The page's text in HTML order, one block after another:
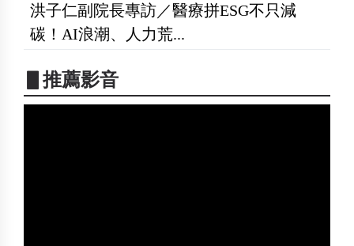
洪子仁副院長專訪／醫療拼ESG不只減
碳！AI浪潮、人力荒...
▋推薦影音